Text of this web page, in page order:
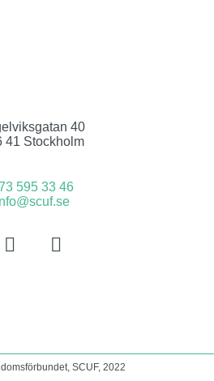
40
41 Stockholm
595 33 46
SCUF, 2022